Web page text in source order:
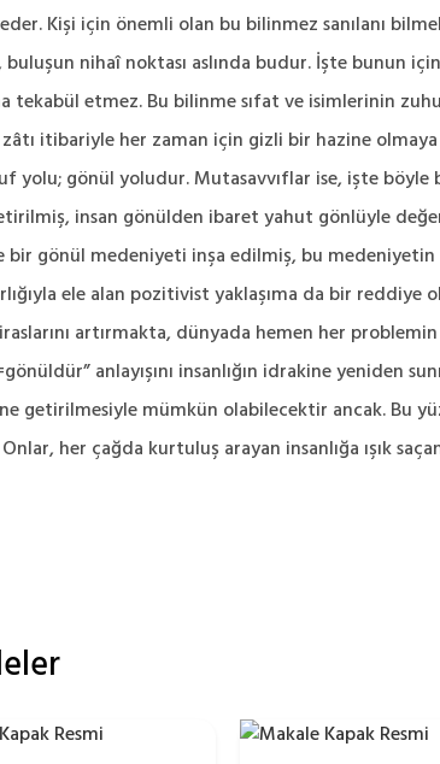
Kişi için önemli olan bu bilinmez sanılanı
nihaî noktası aslında budur. İşte bunun
tekabül etmez. Bu bilinme sıfat ve isimlerinin
itibariyle her zaman için gizli bir hazine
yolu; gönül yoludur. Mutasavvıflar ise, işte böyle
insan gönülden ibaret yahut gönlüyle
bir gönül medeniyeti inşa edilmiş, bu
ele alan pozitivist yaklaşıma da bir reddiye
artırmakta, dünyada hemen her
anlayışını insanlığın idrakine yeniden
getirilmesiyle mümkün olabilecektir ancak. Bu
her çağda kurtuluş arayan insanlığa ışık saçan